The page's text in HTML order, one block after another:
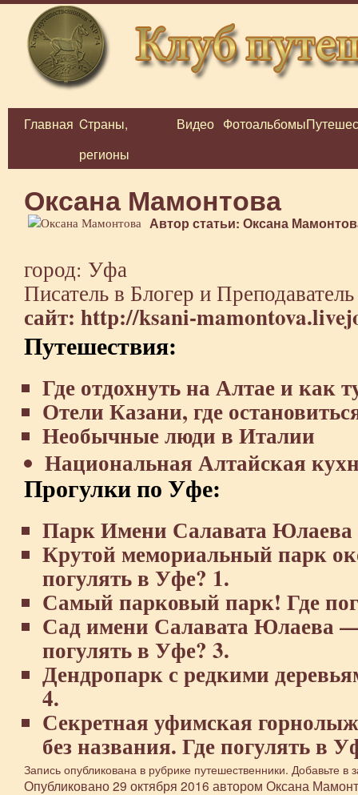
Перейти
Главная Cтраны,
регионы
Видео Фотоальбомы
Оксана Мамонтова
Автор статьи: Оксана
город: Уфа
Писатель в Блогер и
сайт: http://ksani-
Путешествия:
Где отдохнуть на Алтае и как
Отели Казани, где
Необычные люди в Италии
Национальная Алтайская
Прогулки по Уфе:
Парк Имени Салавата Юлаева
Крутой мемориальный парк
погулять в Уфе? 1.
Самый парковый парк! Где
Сад имени Салавата Юлаева
погулять в Уфе? 3.
Дендропарк с редкими
4.
Секретная уфимская
без названия. Где погулять в
Запись опубликована в рубрике путешественники. Добавьте в
Опубликовано29 октября 2016 автором Оксана